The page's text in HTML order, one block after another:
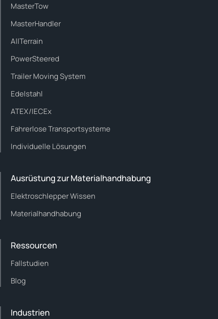
MasterTow
MasterHandler
AllTerrain
PowerSteered
Trailer Moving System
Edelstahl
ATEX/IECEx
Fahrerlose Transportsysteme
Individuelle Lösungen
Ausrüstung zur Materialhandhabung
Elektroschlepper Wissen
Materialhandhabung
Ressourcen
Fallstudien
Blog
Industrien